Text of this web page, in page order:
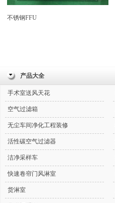
不锈钢FFU
产品大全
手术室送风天花
空气过滤箱
无尘车间净化工程装修
活性碳空气过滤器
洁净采样车
快速卷帘门风淋室
货淋室